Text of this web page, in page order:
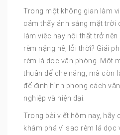
Trong một không gian làm
cảm thấy ánh sáng mặt trời
làm việc hay nội thất trở
rèm nặng nề, lỗi thời? Giải
rèm lá dọc văn phòng. Một
thuần để che nắng, mà còn
để định hình phong cách
nghiệp và hiện đại.
Trong bài viết hôm nay, hãy
khám phá vì sao rèm lá dọc